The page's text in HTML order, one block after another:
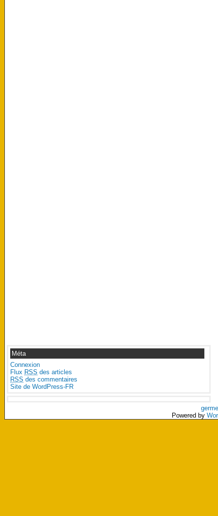
Méta
Connexion
Flux RSS des articles
RSS des commentaires
Site de WordPress-FR
Powered by